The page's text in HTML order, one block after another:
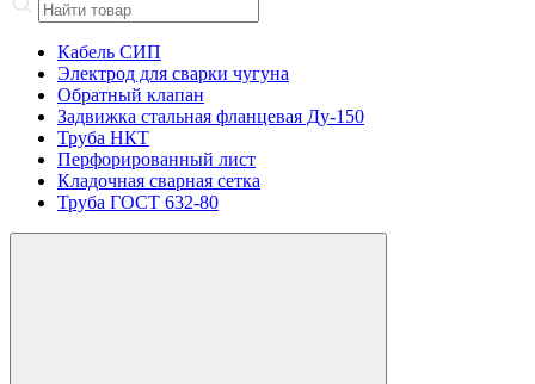
Кабель СИП
Электрод для сварки чугуна
Обратный клапан
Задвижка стальная фланцевая Ду-150
Труба НКТ
Перфорированный лист
Кладочная сварная сетка
Труба ГОСТ 632-80